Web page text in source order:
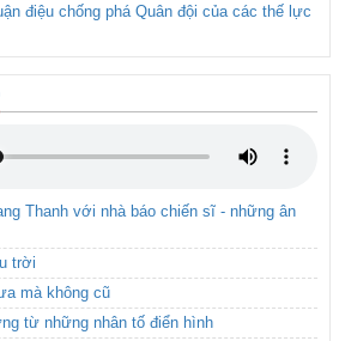
điệu chống phá Quân đội của các thế lực
Thanh với nhà báo chiến sĩ - những ân
trời
mà không cũ
từ những nhân tố điển hình